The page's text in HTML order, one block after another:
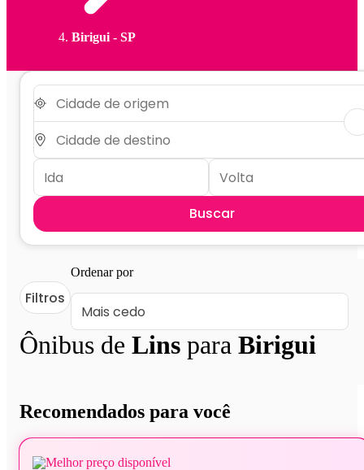
Birigui - SP
Buscar
Ônibus de Lins para Birigui
Filtros
Ordenar por
Recomendados para você
Melhor preço disponível